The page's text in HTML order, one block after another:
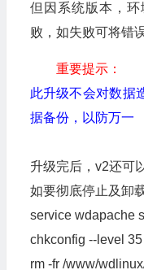
但因系统版本，
败，如失败可将错
重要提示：
此升级不会对数据
据备份，以防万一
升级完后，v2还可
如要彻底停止及卸
service wdapache
chkconfig --level
rm -fr /www/